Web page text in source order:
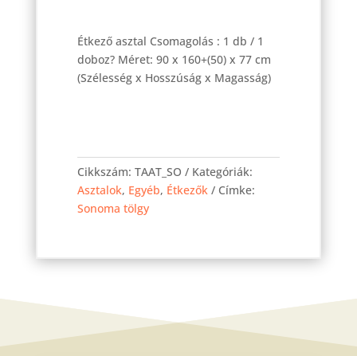
Étkező asztal Csomagolás : 1 db / 1
doboz? Méret: 90 x 160+(50) x 77 cm
(Szélesség x Hosszúság x Magasság)
asztal
Sonoma
160
Cikkszám: TAAT_SO
Kategóriák:
Asztalok, Egyéb, Étkezők
Címke:
Sonoma tölgy